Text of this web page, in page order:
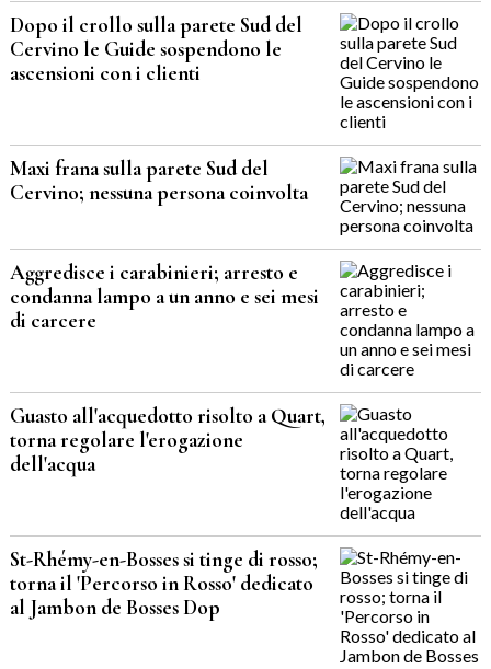
Dopo il crollo sulla parete Sud del
Cervino le Guide sospendono le
ascensioni con i clienti
Maxi frana sulla parete Sud del
Cervino; nessuna persona coinvolta
Aggredisce i carabinieri; arresto e
condanna lampo a un anno e sei mesi
di carcere
Guasto all'acquedotto risolto a Quart,
torna regolare l'erogazione
dell'acqua
St-Rhémy-en-Bosses si tinge di rosso;
torna il 'Percorso in Rosso' dedicato
al Jambon de Bosses Dop